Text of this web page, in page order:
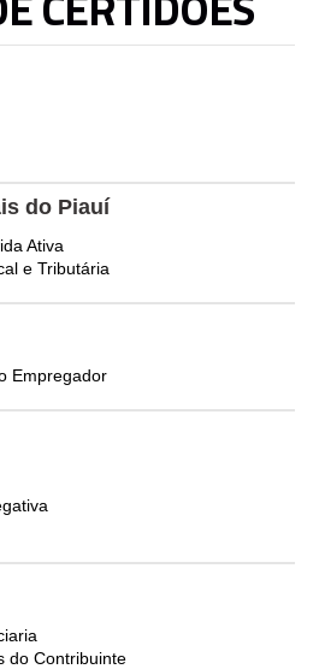
do Piauí
Ativa
e Tributária
Empregador
do Contribuinte